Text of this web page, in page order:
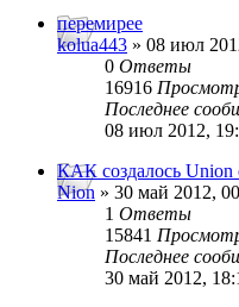
перемирее
kolua443 » 08 июл
0 Ответы
16916
Последнее
08 июл 2012,
КАК создалось Union
Nion » 30 май 2012,
1 Ответы
15841
Последнее
30 май 2012,